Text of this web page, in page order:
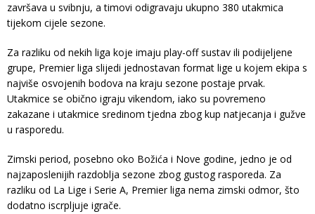
završava u svibnju, a timovi odigravaju ukupno 380 utakmica
tijekom cijele sezone.
Za razliku od nekih liga koje imaju play-off sustav ili podijeljene
grupe, Premier liga slijedi jednostavan format lige u kojem ekipa s
najviše osvojenih bodova na kraju sezone postaje prvak.
Utakmice se obično igraju vikendom, iako su povremeno
zakazane i utakmice sredinom tjedna zbog kup natjecanja i gužve
u rasporedu.
Zimski period, posebno oko Božića i Nove godine, jedno je od
najzaposlenijih razdoblja sezone zbog gustog rasporeda. Za
razliku od La Lige i Serie A, Premier liga nema zimski odmor, što
dodatno iscrpljuje igrače.